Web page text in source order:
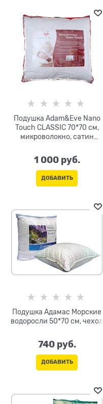
Подушка Adam&Eve Nano
Touch CLASSIC 70*70 см,
микроволокно, сатин
1 000 руб.
ДОБАВИТЬ
Подушка Адамас Морские
водоросли 50*70 см, чехол
740 руб.
ДОБАВИТЬ